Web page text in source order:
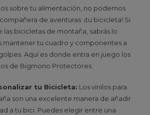
sobre tu alimentación, no podemos
de aventuras: ¡tu bicicleta! Si
las bicicletas de montaña, sabrás lo
mantener tu cuadro y componentes a
Aquí es donde entra en juego los
de Bigmono Protectores.
tu Bicicleta: Los vinilos para
son una excelente manera de añadir
a tu bici. Puedes elegir entre una